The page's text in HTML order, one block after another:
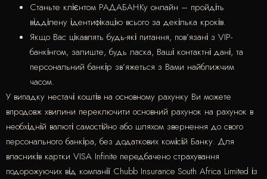
Станьте клієнтом РАДАБАНКу онлайн – пройдіть
відділену ідентифікацію всього за декілька кроків.
Якщо Вас цікавлять будь-які питання, пов’язані з VIP-
банкінгом, залиште, будь ласка, Ваші контактні дані, та
персональний банкір зв’яжеться з Вами найближчим
часом.
У випадку нестачі коштів на основному рахунку Ви можете
впродовж хвилини переключити основний рахунок на рахунок в
необхідній валюті самостійно або шляхом звернення до свого
персонального банкіра, без додаткових комісій Банку. Для
власників картки VISA Infinite передбачено страхування
подорожуючих від компанії Chubb Insurance South Africa Limited із